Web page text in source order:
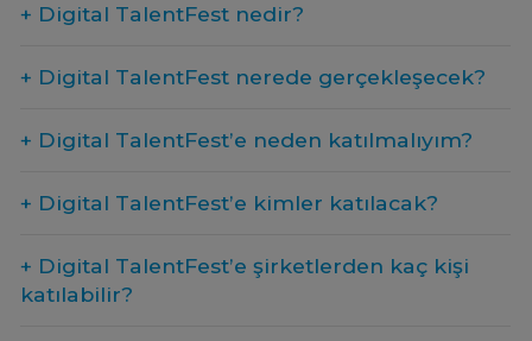
+ Digital TalentFest nedir?
+ Digital TalentFest nerede gerçekleşecek?
+ Digital TalentFest’e neden katılmalıyım?
+ Digital TalentFest’e kimler katılacak?
+ Digital TalentFest’e şirketlerden kaç kişi
katılabilir?